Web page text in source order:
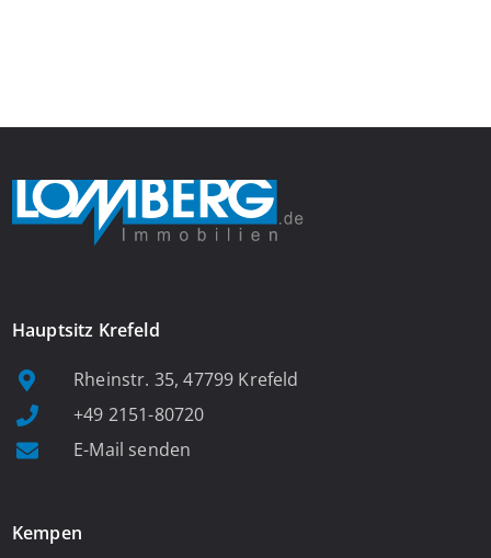
Hauptsitz Krefeld
Rheinstr. 35, 47799 Krefeld
+49 2151-80720
E-Mail senden
Kempen